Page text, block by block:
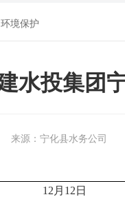
环境保护
水投集团
来源：宁化县水务公司
12月12日